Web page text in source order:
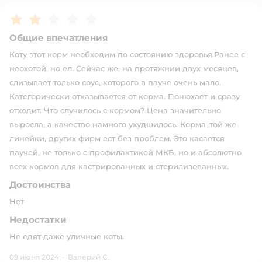
Рейтинг:
Общие впечатления
Коту этот корм необходим по состоянию здоровья.Ранее с
неохотой, но ел. Сейчас же, на протяжнии двух месяцев,
слизывает только соус, которого в пауче очень мало.
Категорически отказывается от корма. Понюхает и сразу
отходит. Что случилось с кормом? Цена значительно
выросла, а качество намного ухудшилось. Корма ,той же
линейки, других фирм ест без проблем. Это касается
паучей, не только с профилактикой МКБ, но и абсолютно
всех кормов для кастрированных и стерилизованных.
Достоинства
Нет
Недостатки
Не едят даже уличные коты.
09 июня 2024 · Валерий С.